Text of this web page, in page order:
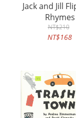
Jack and Jill
Rhymes
NT$210
NT$168